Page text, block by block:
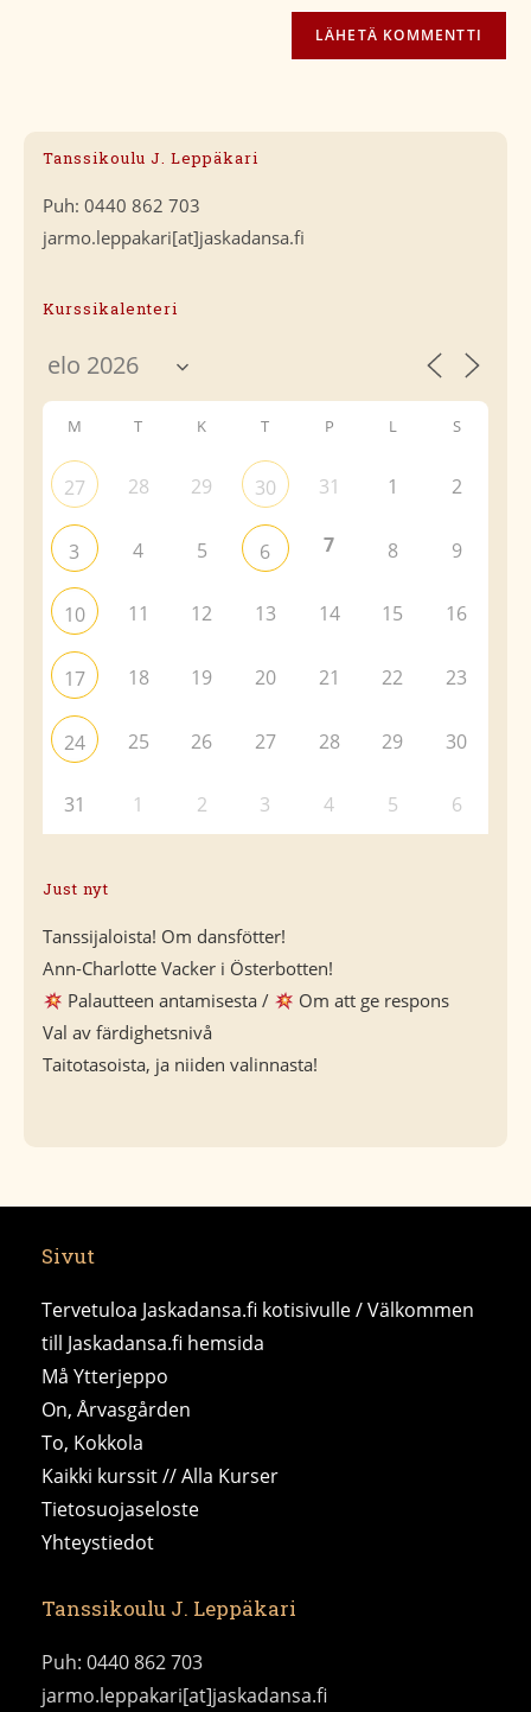
Tanssikoulu J. Leppäkari
Puh: 0440 862 703
jarmo.leppakari[at]jaskadansa.fi
Kurssikalenteri
M T K T P L S
27 28 29 30 31 1 2
3 4 5 6 7 8 9
10 11 12 13 14 15 16
17 18 19 20 21 22 23
24 25 26 27 28 29 30
31 1 2 3 4 5 6
Just nyt
Tanssijaloista! Om dansfötter!
Ann-Charlotte Vacker i Österbotten!
Palautteen antamisesta /
Om att ge respons
Val av färdighetsnivå
Taitotasoista, ja niiden valinnasta!
Sivut
Tervetuloa Jaskadansa.fi kotisivulle / Välkommen
till Jaskadansa.fi hemsida
Må Ytterjeppo
On, Årvasgården
To, Kokkola
Kaikki kurssit // Alla Kurser
Tietosuojaseloste
Yhteystiedot
Tanssikoulu J. Leppäkari
Puh: 0440 862 703
jarmo.leppakari[at]jaskadansa.fi